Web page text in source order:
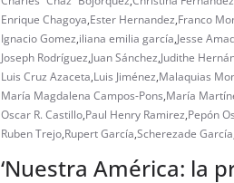
Enrique Chagoya,Ester Hernandez,Franco
Ignacio Gomez,iliana emilia garcía,Jesse
Joseph Rodríguez,Juan Sánchez,Judithe
Luis Cruz Azaceta,Luis Jiménez,Malaquias
María Magdalena Campos-Pons,María
Oscar R. Castillo,Paul Henry Ramirez,Pepón
Ruben Trejo,Rupert García,Scherezade García
‘Nuestra América: la